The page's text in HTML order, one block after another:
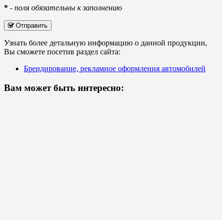
* - поля обязательны к заполнению
Отправить
Узнать более детальную информацию о данной продукции,
Вы сможете посетив раздел сайта:
Брендирование, рекламное оформления автомобилей
Вам может быть интересно: